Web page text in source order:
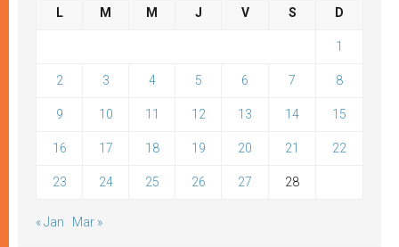
L M M J V S D
1
2 3 4 5 6 7 8
9 10 11 12 13 14 15
16 17 18 19 20 21 22
23 24 25 26 27 28
« Jan Mar »